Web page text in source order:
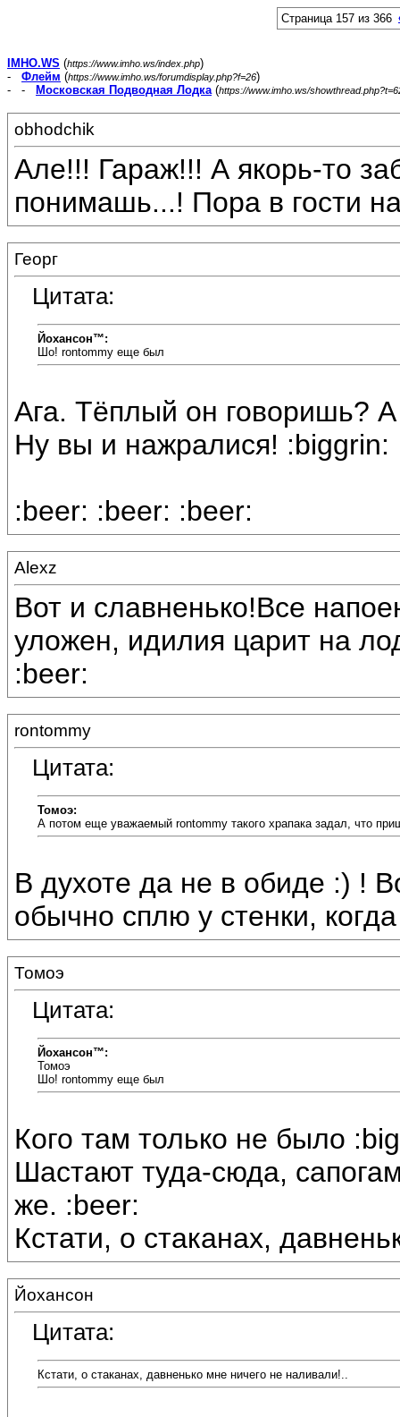
Страница 157 из 366
IMHO.WS (https://www.imho.ws/index.php)
- Флейм (https://www.imho.ws/forumdisplay.php?f=26)
- -
Московская Подводная Лодка(https://www.imho.ws/
obhodchik
Але!!! Гараж!!! А якорь-то
понимашь...! Пора в гости
Георг
Цитата:
Йохансон™:
Шо! rontommy еще был
Ага. Тёплый он говоришь?
Ну вы и нажралися! :biggrin:
:beer: :beer: :beer:
Alexz
Вот и славненько!Все
уложен, идилия царит на
:beer:
rontommy
Цитата:
Томоэ:
А потом еще уважаемый rontommy такого храпака задал, что
В духоте да не в обиде :) !
обычно сплю у стенки,
Томоэ
Цитата:
Йохансон™:
Томоэ
Шо! rontommy еще был
Кого там только не было
Шастают туда-сюда,
же. :beer:
Кстати, о стаканах,
Йохансон
Цитата:
Кстати, о стаканах, давненько мне ничего не наливали!..